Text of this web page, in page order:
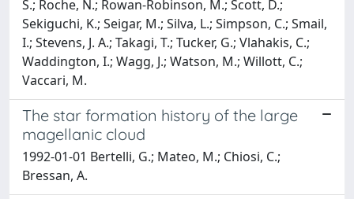
S.; Roche, N.; Rowan-Robinson, M.; Scott, D.;
Sekiguchi, K.; Seigar, M.; Silva, L.; Simpson, C.; Smail,
I.; Stevens, J. A.; Takagi, T.; Tucker, G.; Vlahakis, C.;
Waddington, I.; Wagg, J.; Watson, M.; Willott, C.;
Vaccari, M.
The star formation history of the large
magellanic cloud
1992-01-01 Bertelli, G.; Mateo, M.; Chiosi, C.;
Bressan, A.